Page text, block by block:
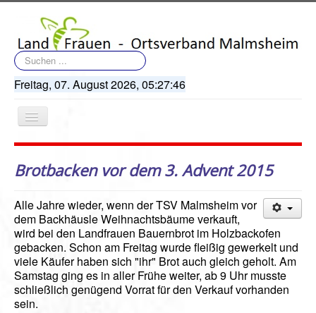
Suchen
...
Freitag, 07. August 2026, 05:27:46
Navigation
Startseite
Terminkalender
Artikel
Bildergalerie
Brotbacken vor dem 3. Advent 2015
Alle Jahre wieder, wenn der TSV Malmsheim vor
dem Backhäusle Weihnachtsbäume verkauft,
wird bei den Landfrauen Bauernbrot im Holzbackofen
gebacken. Schon am Freitag wurde fleißig gewerkelt und
viele Käufer haben sich "ihr" Brot auch gleich geholt. Am
Samstag ging es in aller Frühe weiter, ab 9 Uhr musste
schließlich genügend Vorrat für den Verkauf vorhanden
sein.